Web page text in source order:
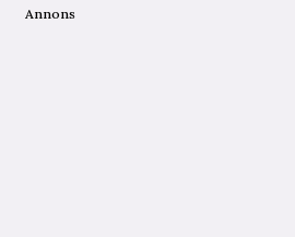
Annons